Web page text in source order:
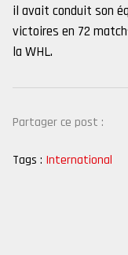
il avait conduit son
victoires en 72
la WHL.
Partager ce post :
Tags : International